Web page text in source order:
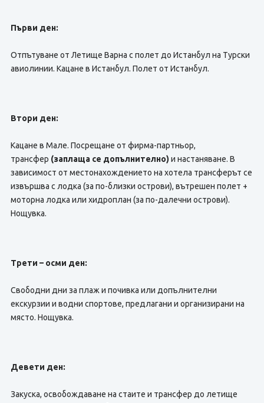
Първи ден:
Отпътуване от Летище Варна с полет до Истанбул на Турски
авиолинии. Кацане в Истанбул. Полет от Истанбул.
Втори ден:
Кацане в Мале. Посрещане от фирма-партньор,
трансфер (заплаща се допълнително) и настаняване. В
зависимост от местонахождението на хотела трансферът се
извършва с лодка (за по-близки острови), вътрешен полет +
моторна лодка или хидроплан (за по-далечни острови).
Нощувка.
Трети – осми ден:
Свободни дни за плаж и почивка или допълнителни
екскурзии и водни спортове, предлагани и организирани на
място. Нощувка.
Девети ден:
Закуска, освобождаване на стаите и трансфер до летище